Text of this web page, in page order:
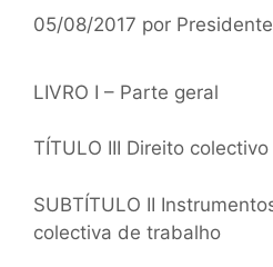
05/08/2017 por Presidente
LIVRO I – Parte geral
TÍTULO III Direito colectivo
SUBTÍTULO II
colectiva de trabalho